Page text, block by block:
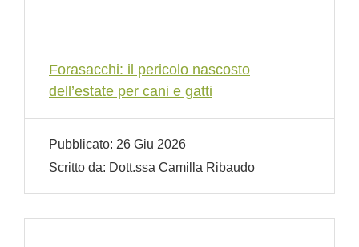
Forasacchi: il pericolo nascosto
dell’estate per cani e gatti
Pubblicato: 26 Giu 2026
Scritto da: Dott.ssa Camilla Ribaudo